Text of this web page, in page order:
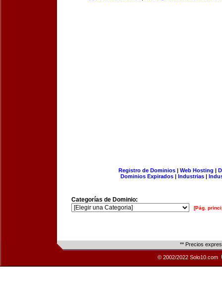
Registro de Dominios| Web Hosting |
Dominios Expirados | Industrias |
Categorías de Dominio:
[Pág.
** Precios
© 2002/2022 Solo10.com